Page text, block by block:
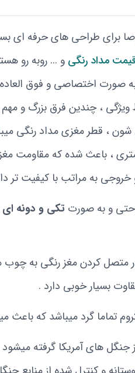
برای طراحی های حرفه ای
مداد رنگی و ... روبه رو
صورت اختصاصی و فوق
ویژگی ، چندین فرق بزرگ و
3.3 میلی متری ، باعث شده که
به مراتب با کیفیت تر
و به صورت تکی و دونه ای
بسیار خوبی دارد .
تماما گرد میباشد که
های آمریکا گرفته